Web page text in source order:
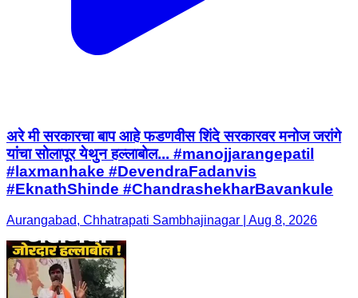
अरे मी सरकारचा बाप आहे फडणवीस शिंदे सरकारवर मनोज जरांगे
यांचा सोलापूर येथुन हल्लाबोल... #manojjarangepatil
#laxmanhake #DevendraFadanvis
#EknathShinde #ChandrashekharBavankule
Aurangabad, Chhatrapati Sambhajinagar | Aug 8, 2026